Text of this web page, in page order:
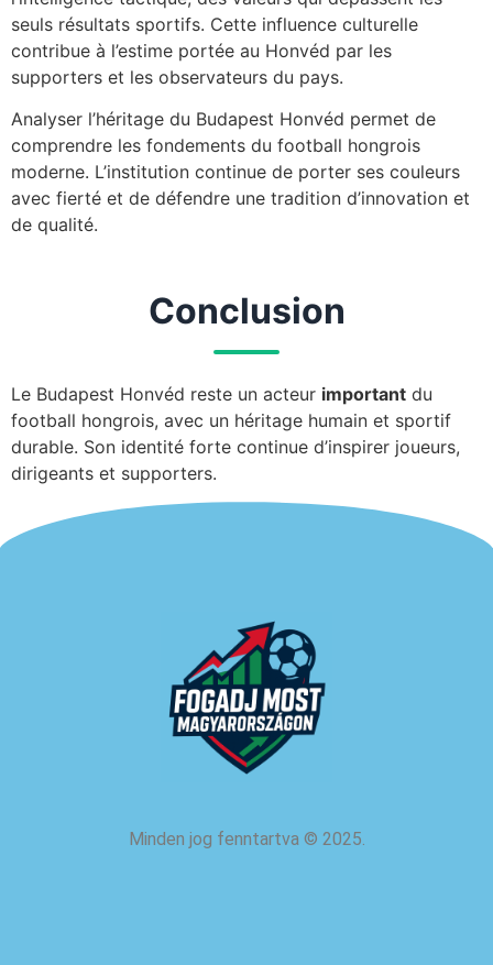
seuls résultats sportifs. Cette influence culturelle
contribue à l’estime portée au Honvéd par les
supporters et les observateurs du pays.
Analyser l’héritage du Budapest Honvéd permet de
comprendre les fondements du football hongrois
moderne. L’institution continue de porter ses couleurs
avec fierté et de défendre une tradition d’innovation et
de qualité.
Conclusion
Le Budapest Honvéd reste un acteur important du
football hongrois, avec un héritage humain et sportif
durable. Son identité forte continue d’inspirer joueurs,
dirigeants et supporters.
Minden jog fenntartva © 2025.